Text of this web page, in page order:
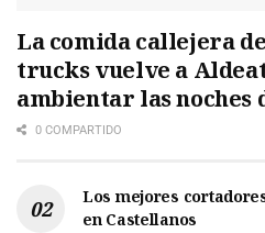
La comida callejera
trucks vuelve a
ambientar las noches
0 COMPARTIDO
Los mejores
en Castellanos